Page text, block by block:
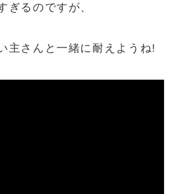
ぎるのですが、
主さんと一緒に耐えようね!